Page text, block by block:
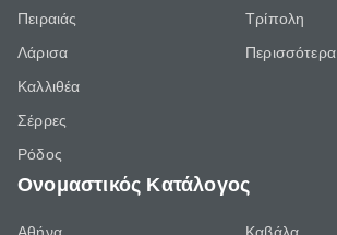
Πειραιάς
Λάρισα
Καλλιθέα
Σέρρες
Ρόδος
Τρίπολη
Περισσότερα
Ονομαστικός Κατάλογος